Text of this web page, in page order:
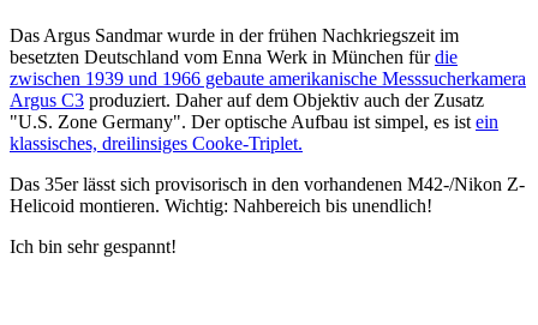
Das Argus Sandmar wurde in der frühen Nachkriegszeit im
besetzten Deutschland vom Enna Werk in München fürdie
zwischen 1939 und 1966 gebaute amerikanische Messsucherkamera
Argus C3 produziert. Daher auf dem Objektiv auch der Zusatz
"U.S. Zone Germany". Der optische Aufbau ist simpel, es ist ein
klassisches, dreilinsiges Cooke-Triplet.
Das 35er lässt sich provisorisch in den vorhandenen M42-/Nikon Z-
Helicoid montieren. Wichtig: Nahbereich bis unendlich!
Ich bin sehr gespannt!